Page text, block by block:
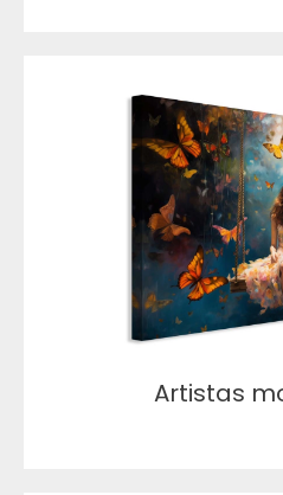
Artistas